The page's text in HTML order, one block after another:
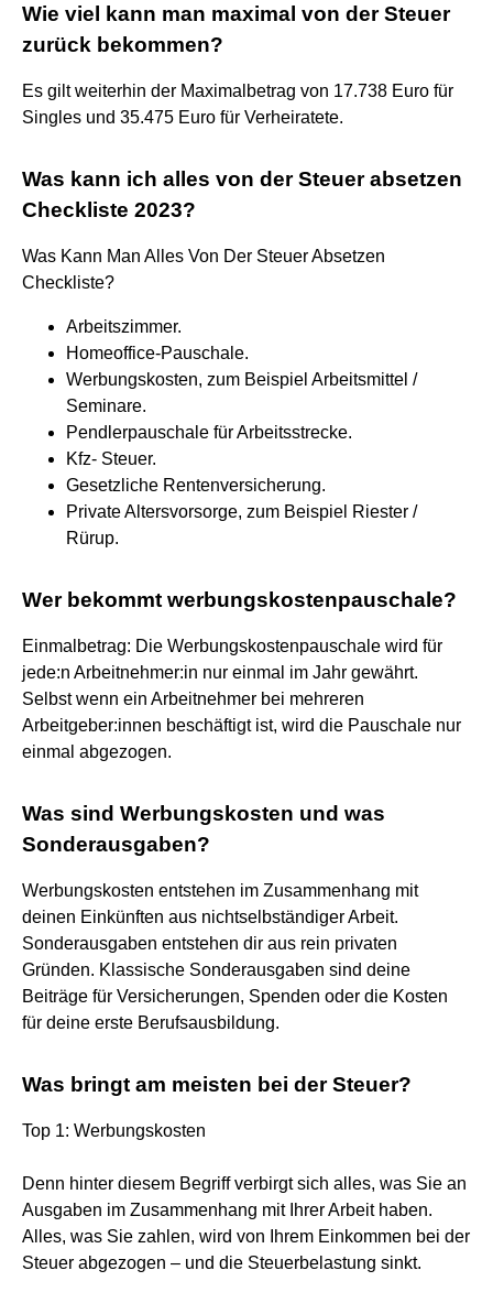
Wie viel kann man maximal von der Steuer
zurück bekommen?
Es gilt weiterhin der Maximalbetrag von 17.738 Euro für
Singles und 35.475 Euro für Verheiratete.
Was kann ich alles von der Steuer absetzen
Checkliste 2023?
Was Kann Man Alles Von Der Steuer Absetzen
Checkliste?
Arbeitszimmer.
Homeoffice-Pauschale.
Werbungskosten, zum Beispiel Arbeitsmittel /
Seminare.
Pendlerpauschale für Arbeitsstrecke.
Kfz- Steuer.
Gesetzliche Rentenversicherung.
Private Altersvorsorge, zum Beispiel Riester /
Rürup.
Wer bekommt werbungskostenpauschale?
Einmalbetrag: Die Werbungskostenpauschale wird für
jede:n Arbeitnehmer:in nur einmal im Jahr gewährt.
Selbst wenn ein Arbeitnehmer bei mehreren
Arbeitgeber:innen beschäftigt ist, wird die Pauschale nur
einmal abgezogen.
Was sind Werbungskosten und was
Sonderausgaben?
Werbungskosten entstehen im Zusammenhang mit
deinen Einkünften aus nichtselbständiger Arbeit.
Sonderausgaben entstehen dir aus rein privaten
Gründen. Klassische Sonderausgaben sind deine
Beiträge für Versicherungen, Spenden oder die Kosten
für deine erste Berufsausbildung.
Was bringt am meisten bei der Steuer?
Top 1: Werbungskosten
Denn hinter diesem Begriff verbirgt sich alles, was Sie an
Ausgaben im Zusammenhang mit Ihrer Arbeit haben.
Alles, was Sie zahlen, wird von Ihrem Einkommen bei der
Steuer abgezogen – und die Steuerbelastung sinkt.